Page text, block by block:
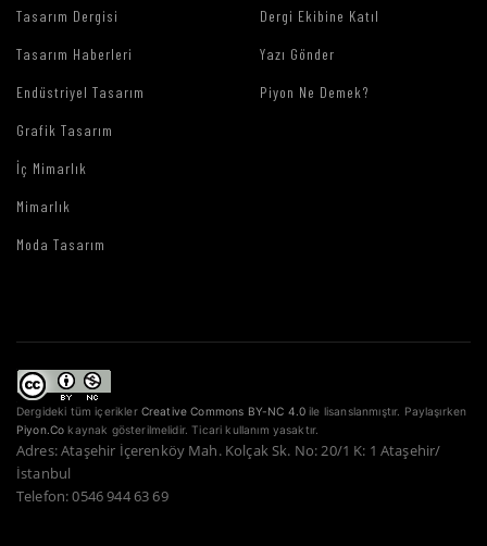
Tasarım Dergisi
Tasarım Haberleri
Endüstriyel Tasarım
Grafik Tasarım
İç Mimarlık
Mimarlık
Moda Tasarım
Dergi Ekibine Katıl
Yazı Gönder
Piyon Ne Demek?
Dergideki tüm içerikler Creative Commons BY-NC 4.0 ile lisanslanmıştır. Paylaşırken
Piyon.Co kaynak gösterilmelidir. Ticari kullanım yasaktır.
Adres: Ataşehir İçerenköy Mah. Kolçak Sk. No: 20/1 K: 1 Ataşehir/
İstanbul
Telefon: 0546 944 63 69